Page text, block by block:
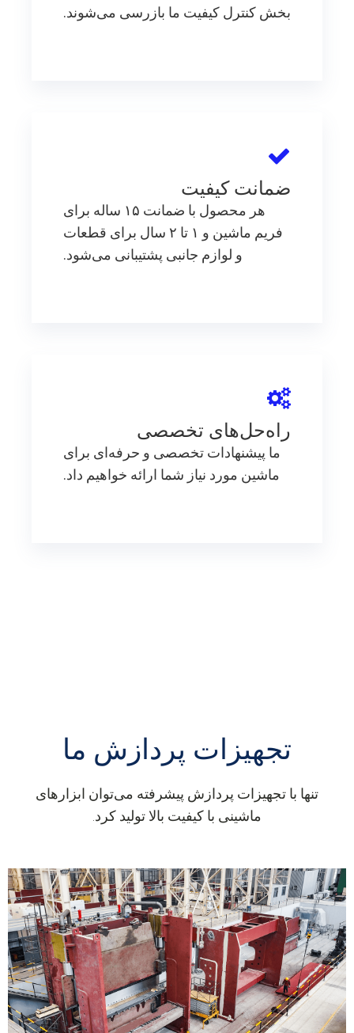
بخش کنترل کیفیت ما بازرسی می‌شوند.
ضمانت کیفیت
هر محصول با ضمانت ۱۵ ساله برای
فریم ماشین و ۱ تا ۲ سال برای قطعات
و لوازم جانبی پشتیبانی می‌شود.
راه‌حل‌های تخصصی
ما پیشنهادات تخصصی و حرفه‌ای برای
ماشین مورد نیاز شما ارائه خواهیم داد.
تجهیزات پردازش ما
تنها با تجهیزات پردازش پیشرفته می‌توان ابزارهای
ماشینی با کیفیت بالا تولید کرد.